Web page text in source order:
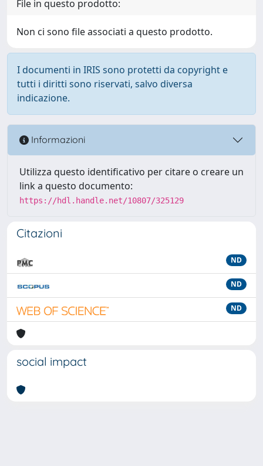
File in questo prodotto:
Non ci sono file associati a questo prodotto.
I documenti in IRIS sono protetti da copyright e
tutti i diritti sono riservati, salvo diversa
indicazione.
Informazioni
Utilizza questo identificativo per citare o creare un
link a questo documento:
https://hdl.handle.net/10807/325129
Citazioni
ND
ND
ND
social impact